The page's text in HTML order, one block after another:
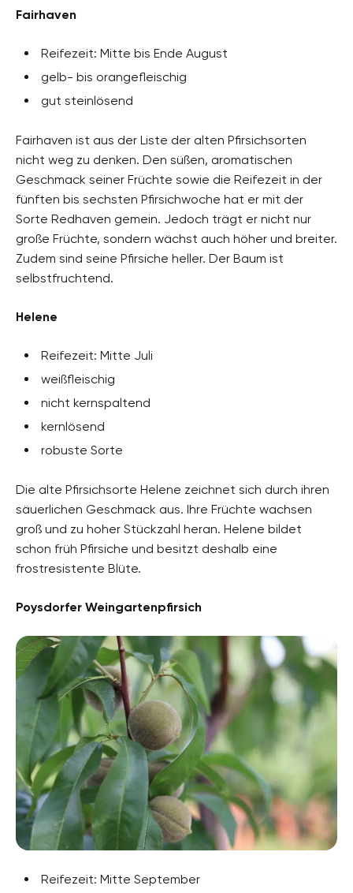
Fairhaven
Reifezeit: Mitte bis Ende August
gelb- bis orangefleischig
gut steinlösend
Fairhaven ist aus der Liste der alten Pfirsichsorten
nicht weg zu denken. Den süßen, aromatischen
Geschmack seiner Früchte sowie die Reifezeit in der
fünften bis sechsten Pfirsichwoche hat er mit der
Sorte Redhaven gemein. Jedoch trägt er nicht nur
große Früchte, sondern wächst auch höher und breiter.
Zudem sind seine Pfirsiche heller. Der Baum ist
selbstfruchtend.
Helene
Reifezeit: Mitte Juli
weißfleischig
nicht kernspaltend
kernlösend
robuste Sorte
Die alte Pfirsichsorte Helene zeichnet sich durch ihren
säuerlichen Geschmack aus. Ihre Früchte wachsen
groß und zu hoher Stückzahl heran. Helene bildet
schon früh Pfirsiche und besitzt deshalb eine
frostresistente Blüte.
Poysdorfer Weingartenpfirsich
Reifezeit: Mitte September